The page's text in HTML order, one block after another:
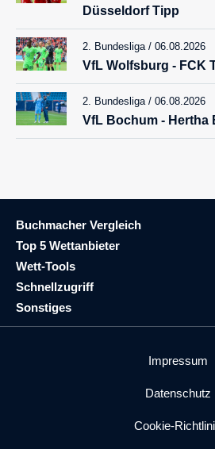
Düsseldorf Tipp
2. Bundesliga / 06.08.2026
VfL Wolfsburg - FCK
2. Bundesliga / 06.08.2026
VfL Bochum - Hertha
Buchmacher Vergleich
Top 5 Wettanbieter
Wett-Tools
Schnellzugriff
Sonstiges
Impressum
Datenschutz
Cookie-